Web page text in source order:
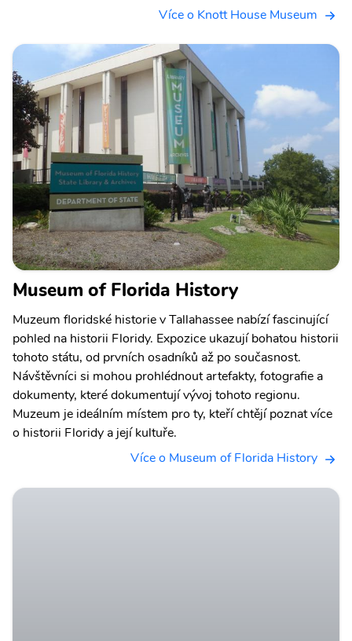
Více o Knott House Museum
Museum of Florida History
Muzeum floridské historie v Tallahassee nabízí fascinující
pohled na historii Floridy. Expozice ukazují bohatou historii
tohoto státu, od prvních osadníků až po současnost.
Návštěvníci si mohou prohlédnout artefakty, fotografie a
dokumenty, které dokumentují vývoj tohoto regionu.
Muzeum je ideálním místem pro ty, kteří chtějí poznat více
o historii Floridy a její kultuře.
Více o Museum of Florida History